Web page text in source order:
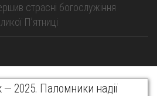
страсні богослужіння
Пʼятниці
— 2025. Паломники надії